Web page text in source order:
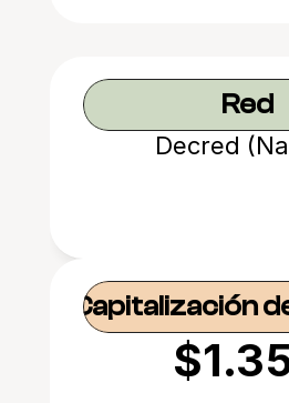
Red
Decred
Capitalización